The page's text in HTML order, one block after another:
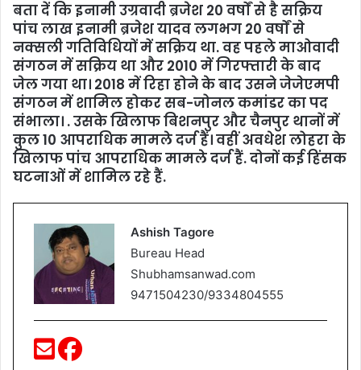
बता दें कि इनामी उग्रवादी ब्रजेश 20 वर्षों से है सक्रिय
पांच लाख इनामी ब्रजेश यादव लगभग 20 वर्षों से
नक्सली गतिविधियों में सक्रिय था. वह पहले माओवादी
संगठन में सक्रिय था और 2010 में गिरफ्तारी के बाद
जेल गया था। 2018 में रिहा होने के बाद उसने जेजेएमपी
संगठन में शामिल होकर सब-जोनल कमांडर का पद
संभाला। . उसके खिलाफ बिशनपुर और चैनपुर थानों में
कुल 10 आपराधिक मामले दर्ज हैं। वहीं अवधेश लोहरा के
खिलाफ पांच आपराधिक मामले दर्ज हैं. दोनों कई हिंसक
घटनाओं में शामिल रहे हैं.
Ashish Tagore
Bureau Head
Shubhamsanwad.com
9471504230/9334804555